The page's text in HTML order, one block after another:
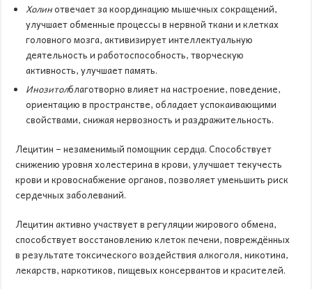
Холинотвечает за координацию мышечных сокращений,
улучшает обменные процессы в нервной ткани и клетках
головного мозга, активизирует интеллектуальную
деятельность и работоспособность, творческую
активность, улучшает память.
Инозитолблаготворно влияет на настроение, поведение,
ориентацию в пространстве, обладает успокаивающими
свойствами, снижая нервозность и раздражительность.
Лецитин – незаменимый помощник сердца. Способствует
снижению уровня холестерина в крови, улучшает текучесть
крови и кровоснабжение органов, позволяет уменьшить риск
сердечных заболеваний.
Лецитин активно участвует в регуляции жирового обмена,
способствует восстановлению клеток печени, повреждённых
в результате токсического воздействия алкоголя, никотина,
лекарств, наркотиков, пищевых консервантов и красителей.